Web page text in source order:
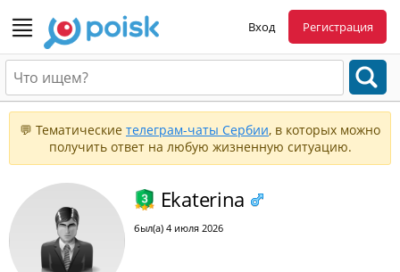
Вход Регистрация
💬 Тематические телеграм-чаты Сербии, в которых можно
получить ответ на любую жизненную ситуацию.
Ekaterina
был(а) 4 июля 2026